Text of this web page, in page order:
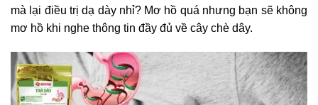
mà lại điều trị dạ dày nhỉ? Mơ hồ quá nhưng bạn sẽ không
mơ hồ khi nghe thông tin đầy đủ về cây chè dây.